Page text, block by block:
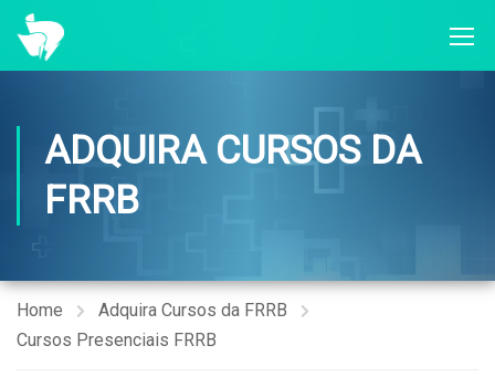
ADQUIRA CURSOS DA
FRRB
Home
Adquira Cursos da FRRB
Cursos Presenciais FRRB